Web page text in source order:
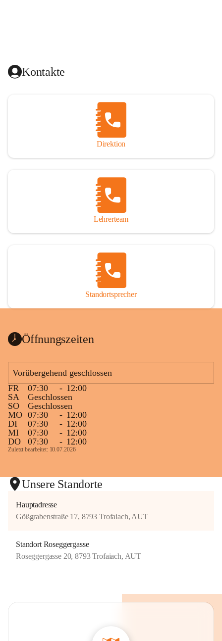
Kontakte
Direktion
Lehrerteam
Standortsprecher
Öffnungszeiten
Vorübergehend geschlossen
FR
07:30 - 12:00
SA
Geschlossen
SO
Geschlossen
MO 07:30 - 12:00
DI
07:30 - 12:00
MI
07:30 - 12:00
DO
07:30 - 12:00
Zuletzt bearbeitet: 10.07.2026
Unsere Standorte
Hauptadresse
Gößgrabenstraße 17, 8793 Trofaiach, AUT
Standort Roseggergasse
Roseggergasse 20, 8793 Trofaiach, AUT